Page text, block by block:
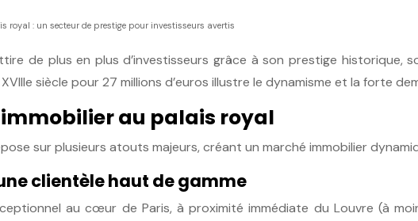
royal : un secteur de prestige pour investisseurs avertis
de plus en plus d’investisseurs grâce à son prestige
siècle pour 27 millions d’euros illustre le dynamisme et la forte
au palais royal
sur plusieurs atouts majeurs, créant un marché immobilier
clientèle haut de gamme
au cœur de Paris, à proximité immédiate du Louvre (à